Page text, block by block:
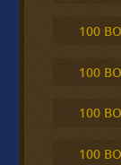
100
100
100
100